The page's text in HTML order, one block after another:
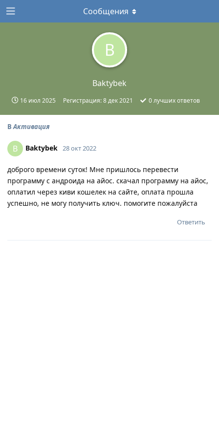
B
Baktybek
16 июл 2025 Регистрация:8 дек 2021 0лучших ответов
Сообщения
ВАктивация
B Baktybek 28 окт 2022
доброго времени суток! Мне пришлось перевести
программу с андроида на айос. скачал программу на айос,
оплатил через киви кошелек на сайте, оплата прошла
успешно, не могу получить ключ. помогите пожалуйста
Ответить